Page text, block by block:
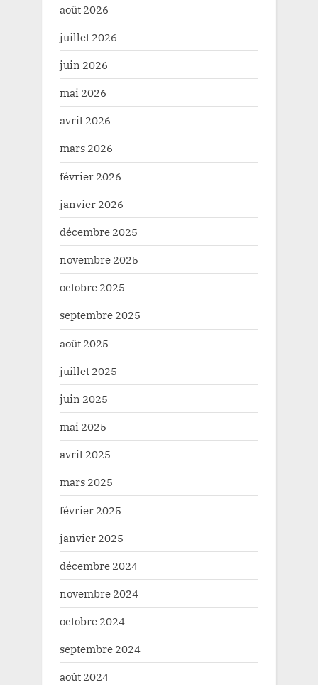
août 2026
juillet 2026
juin 2026
mai 2026
avril 2026
mars 2026
février 2026
janvier 2026
décembre 2025
novembre 2025
octobre 2025
septembre 2025
août 2025
juillet 2025
juin 2025
mai 2025
avril 2025
mars 2025
février 2025
janvier 2025
décembre 2024
novembre 2024
octobre 2024
septembre 2024
août 2024